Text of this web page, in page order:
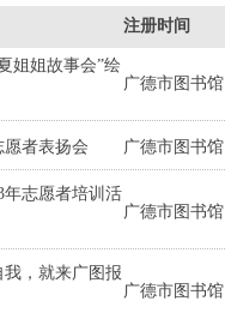
注册时间
姐姐故事会”绘
广德市图书馆
愿者表扬会 广德市图书馆
年志愿者培训活
广德市图书馆
我，就来广图报
广德市图书馆